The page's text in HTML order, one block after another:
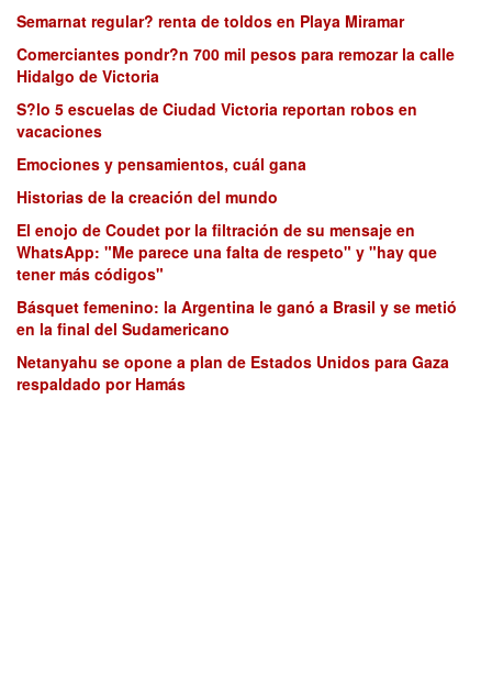
Semarnat regular? renta de toldos en Playa Miramar
Comerciantes pondr?n 700 mil pesos para remozar la calle
Hidalgo de Victoria
S?lo 5 escuelas de Ciudad Victoria reportan robos en
vacaciones
Emociones y pensamientos, cuál gana
Historias de la creación del mundo
El enojo de Coudet por la filtración de su mensaje en
WhatsApp: "Me parece una falta de respeto" y "hay que
tener más códigos"
Básquet femenino: la Argentina le ganó a Brasil y se metió
en la final del Sudamericano
Netanyahu se opone a plan de Estados Unidos para Gaza
respaldado por Hamás